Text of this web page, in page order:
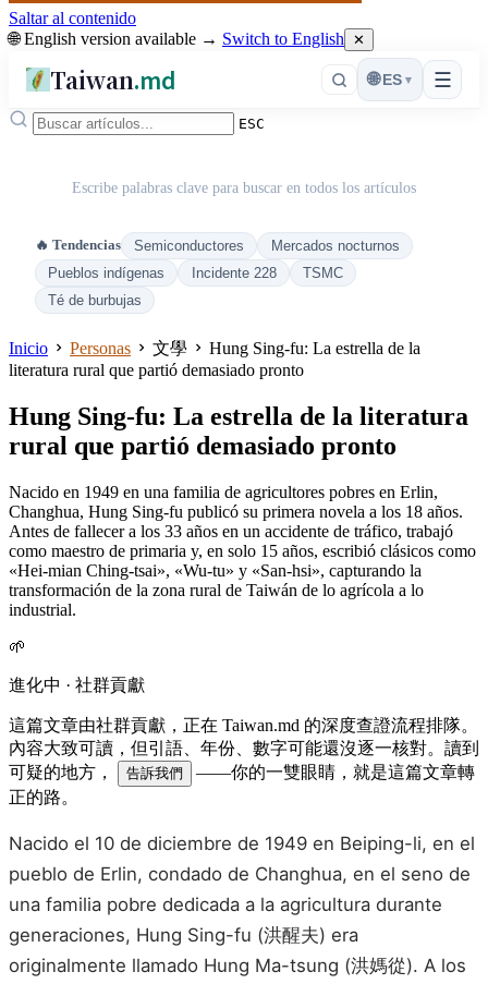
Saltar al contenido
🌐 English version available → Switch to English ✕
Taiwan.md ☰
🌐 ES ▾
ESC
Escribe palabras clave para buscar en todos los artículos
🔥 Tendencias Semiconductores
Mercados nocturnos
Pueblos indígenas
Incidente 228
TSMC
Té de burbujas
Inicio Personas 文學
Hung Sing-fu: La estrella de la
literatura rural que partió demasiado pronto
Hung Sing-fu: La estrella de la literatura
rural que partió demasiado pronto
Nacido en 1949 en una familia de agricultores pobres en Erlin,
Changhua, Hung Sing-fu publicó su primera novela a los 18 años.
Antes de fallecer a los 33 años en un accidente de tráfico, trabajó
como maestro de primaria y, en solo 15 años, escribió clásicos como
«Hei-mian Ching-tsai», «Wu-tu» y «San-hsi», capturando la
transformación de la zona rural de Taiwán de lo agrícola a lo
industrial.
🌱
進化中 · 社群貢獻
這篇文章由社群貢獻，正在 Taiwan.md 的深度查證流程排隊。
內容大致可讀，但引語、年份、數字可能還沒逐一核對。讀到
可疑的地方，
告訴我們
——你的一雙眼睛，就是這篇文章轉
正的路。
Nacido el 10 de diciembre de 1949 en Beiping-li, en el
pueblo de Erlin, condado de Changhua, en el seno de
una familia pobre dedicada a la agricultura durante
generaciones, Hung Sing-fu (洪醒夫) era
originalmente llamado Hung Ma-tsung (洪媽從). A los